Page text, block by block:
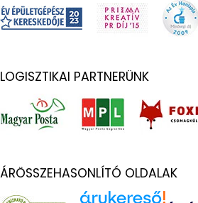
LOGISZTIKAI PARTNERÜNK
ÁRÖSSZEHASONLÍTÓ OLDALAK